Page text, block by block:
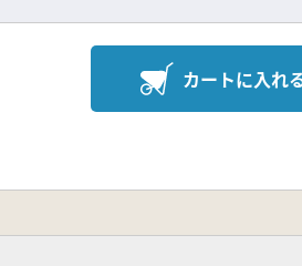
カートに入れ